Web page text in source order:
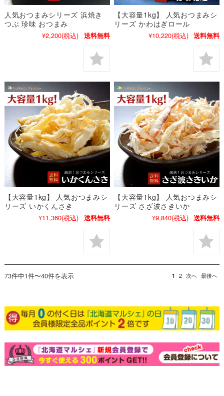
人気おつまみシリーズ 浜焼き
つぶ 珍味 おつまみ
¥2,200(税込) 送料無料
【大容量1kg】 人気おつまみシ
リーズ かわはぎロール
¥10,220(税込) 送料無料
【大容量1kg】 人気おつまみシ
リーズ いかくんさき
¥11,360(税込) 送料無料
【大容量1kg】 人気おつまみシ
リーズ さざ波さきいか
¥9,840(税込) 送料無料
73件中1件〜40件を表示 1 2 次へ 最後へ